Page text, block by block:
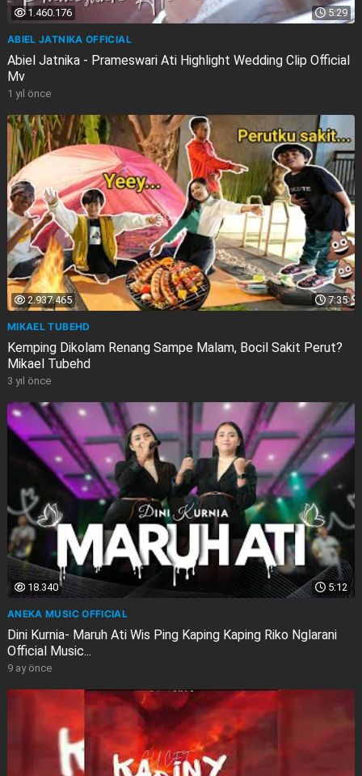
5:29
1.460.176
ABIEL JATNIKA OFFICIAL
Abiel Jatnika - Prameswari Ati Highlight Wedding Clip Official
Mv
1 yıl önce
7:35
2.937.465
MIKAEL TUBEHD
Kemping Dikolam Renang Sampe Malam, Bocil Sakit Perut?
Mikael Tubehd
3 yıl önce
5:12
18.340
ANEKA MUSIC OFFICIAL
Dini Kurnia- Maruh Ati Wis Ping Kaping Kaping Riko Nglarani
Official Music...
9 ay önce